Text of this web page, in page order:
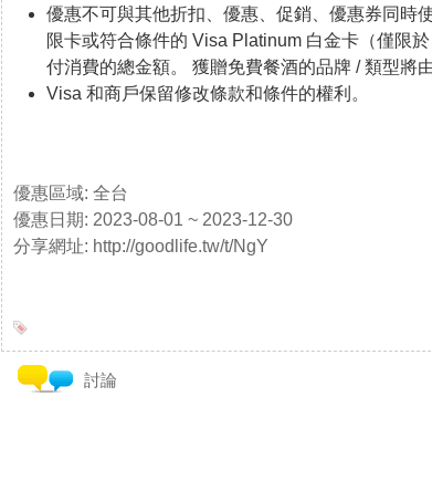
Jueun (南韓)
Jueun 午餐品嚐菜單價值 120,000 韓元或
優惠不適用於週日、週一以及2023 年9 月4
Kojacha (南韓)
Kojacha 午餐品嚐菜單價值 130,000 韓元或
Dan Bark (泰
國)
所有訂位均需每人繳納1,000泰銖押金。如果
如果在 72 小時內取消訂位，押金將不予退
優惠不適用於2024年7月3日、10月9日、19
優惠不可與其他折扣、優惠、促銷、優惠券同時
限卡或符合條件的 Visa Platinum 白金卡（僅限
付消費的總金額。 獲贈免費餐酒的品牌 / 類型將
Visa 和商戶保留修改條款和條件的權利。
優惠區域: 全台
優惠日期: 2023-08-01 ~ 2023-12-30
分享網址: http://goodlife.tw/t/NgY
討論